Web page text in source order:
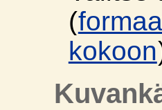
(
kokoon